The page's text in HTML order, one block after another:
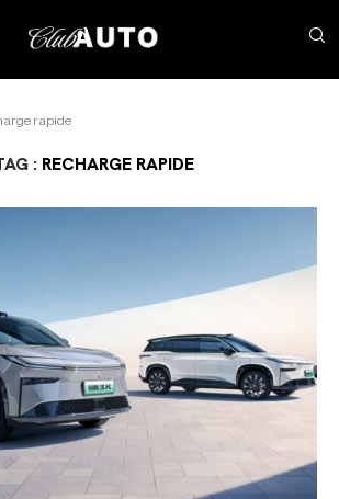
rapide
: RECHARGE RAPIDE